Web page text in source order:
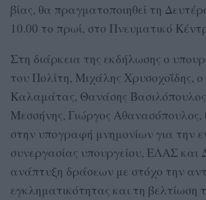
βίας, θα πραγματοποιηθεί τη
10.00 το πρωί, στο Πνευματικό
Στη διάρκεια της εκδήλωσης ο
του Πολίτη, Μιχάλης Χρυσοχοΐδης,
Καλαμάτας, Θανάσης
Μεσσήνης, Γιώργος
στην υπογραφή μνημονίων για την
συνεργασίας υπουργείου, ΕΛΑΣ και
ανάπτυξη δράσεων με στόχο την
εγκληματικότητας και τη βελτίωση